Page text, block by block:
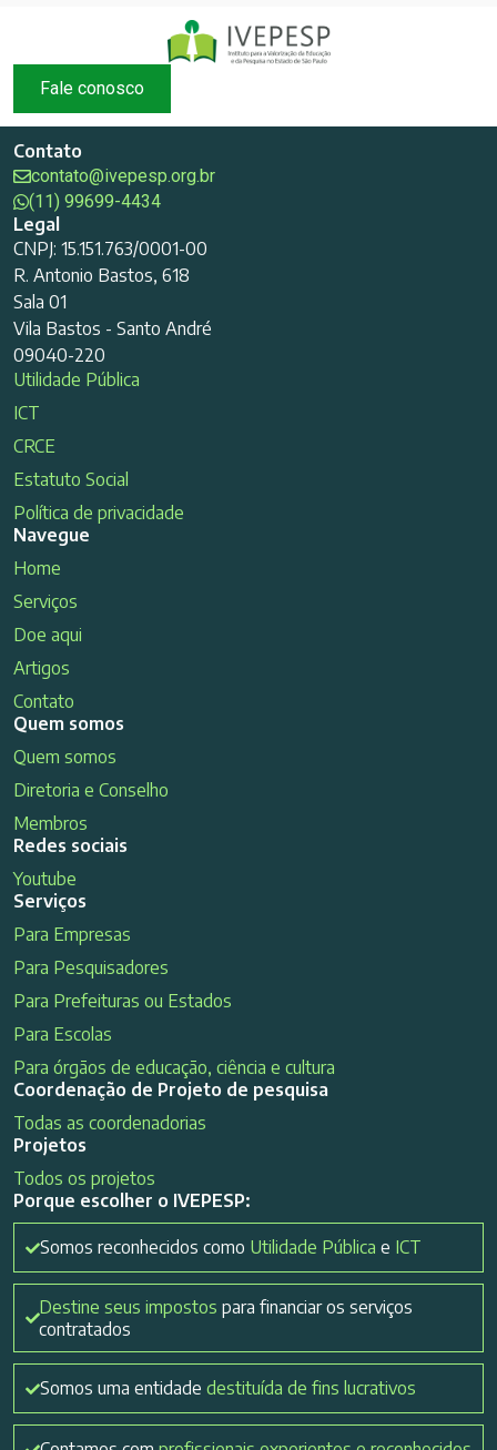
Fale conosco
Contato
contato@ivepesp.org.br
(11) 99699-4434
Legal
CNPJ: 15.151.763/0001-00
R. Antonio Bastos, 618
Sala 01
Vila Bastos - Santo André
09040-220
Utilidade Pública
ICT
CRCE
Estatuto Social
Política de privacidade
Navegue
Home
Serviços
Doe aqui
Artigos
Contato
Quem somos
Quem somos
Diretoria e Conselho
Membros
Redes sociais
Youtube
Serviços
Para Empresas
Para Pesquisadores
Para Prefeituras ou Estados
Para Escolas
Para órgãos de educação, ciência e cultura
Coordenação de Projeto de pesquisa
Todas as coordenadorias
Projetos
Todos os projetos
Porque escolher o IVEPESP:
Somos reconhecidos como Utilidade Pública e ICT
Destine seus impostos para financiar os serviços
contratados
Somos uma entidade destituída de fins lucrativos